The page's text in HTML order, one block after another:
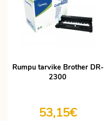
Rumpu tarvike Brother DR-
2300
53,15€